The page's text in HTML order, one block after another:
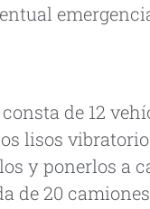
de 12
lisos
y ponerlos a
de 20